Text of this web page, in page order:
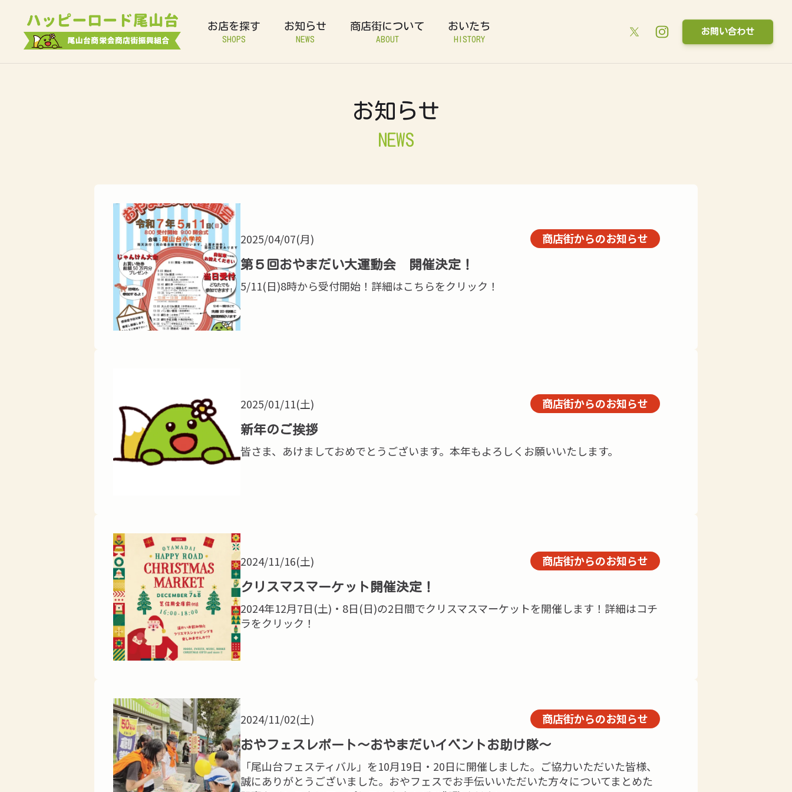
お店を探す
SHOPS
お知らせ
NEWS
商店街について
ABOUT
おいたち
HISTORY
お問い合わせ
お知らせ
NEWS
2025/04/07(月) 商店街からのお知らせ
第５回おやまだい大運動会 開催決定！
5/11(日)8時から受付開始！詳細はこちらをクリック！
2025/01/11(土) 商店街からのお知らせ
新年のご挨拶
皆さま、あけましておめでとうございます。本年もよろしくお願いいたします。
2024/11/16(土) 商店街からのお知らせ
クリスマスマーケット開催決定！
2024年12月7日(土)・8日(日)の2日間でクリスマスマーケットを開催します！詳細はコチ
ラをクリック！
2024/11/02(土) 商店街からのお知らせ
おやフェスレポート～おやまだいイベントお助け隊～
「尾山台フェスティバル」を10月19日・20日に開催しました。ご協力いただいた皆様、
誠にありがとうございました。おやフェスでお手伝いいただいた方々についてまとめた